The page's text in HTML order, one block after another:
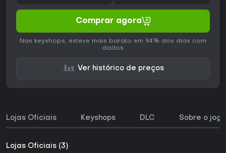
Comprar agora
Nas keyshops, esteve mais barato em 94% dos dias com
dados.
Ver histórico de preços
Lojas Oficiais Keyshops DLC Sobre o jogo
Lojas Oficiais (3)